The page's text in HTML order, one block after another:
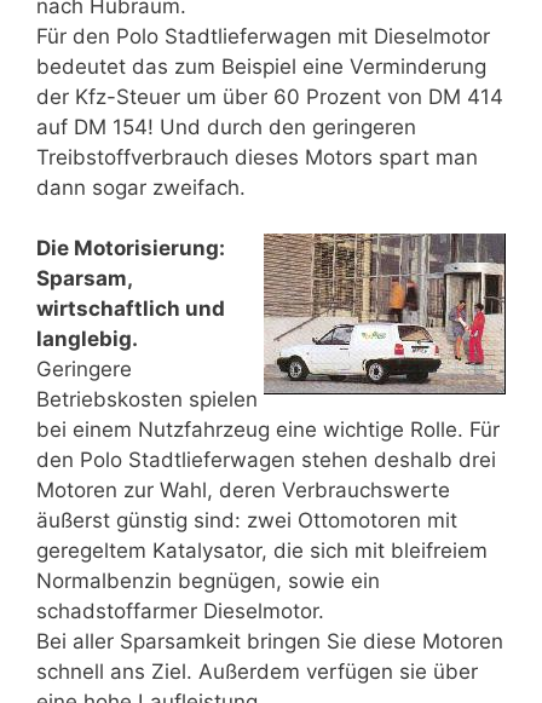
nach Hubraum.
Für den Polo Stadtlieferwagen mit Dieselmotor
bedeutet das zum Beispiel eine Verminderung
der Kfz-Steuer um über 60 Prozent von DM 414
auf DM 154! Und durch den geringeren
Treibstoffverbrauch dieses Motors spart man
dann sogar zweifach.
Die Motorisierung:
Sparsam,
wirtschaftlich und
langlebig.
Geringere
Betriebskosten spielen
bei einem Nutzfahrzeug eine wichtige Rolle. Für
den Polo Stadtlieferwagen stehen deshalb drei
Motoren zur Wahl, deren Verbrauchswerte
äußerst günstig sind: zwei Ottomotoren mit
geregeltem Katalysator, die sich mit bleifreiem
Normalbenzin begnügen, sowie ein
schadstoffarmer Dieselmotor.
Bei aller Sparsamkeit bringen Sie diese Motoren
schnell ans Ziel. Außerdem verfügen sie über